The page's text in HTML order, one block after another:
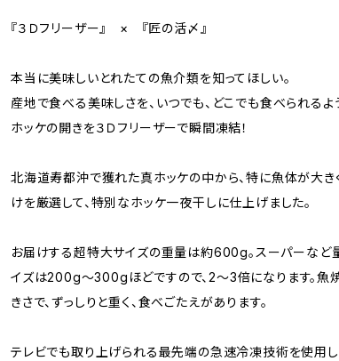
『３Ｄフリーザー』 × 『匠の活〆』
本当に美味しいとれたての魚介類を知ってほしい。
産地で食べる美味しさを、いつでも、どこでも食べられるよ
ホッケの開きを３Ｄフリーザーで瞬間凍結！
北海道寿都沖で獲れた真ホッケの中から、特に魚体が大き
けを厳選して、特別なホッケ一夜干しに仕上げました。
お届けする超特大サイズの重量は約600g。スーパーなど
イズは200g〜300gほどですので、2〜3倍になります。魚
きさで、ずっしりと重く、食べごたえがあります。
テレビでも取り上げられる最先端の急速冷凍技術を使用